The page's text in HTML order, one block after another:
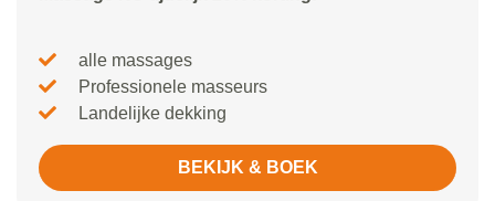
alle massages
Professionele masseurs
Landelijke dekking
BEKIJK & BOEK